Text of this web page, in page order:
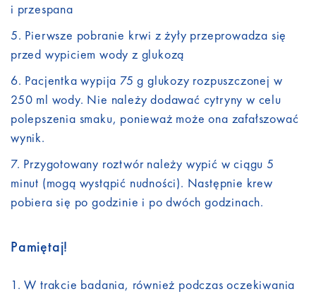
i przespana
Pierwsze pobranie krwi z żyły przeprowadza się
przed wypiciem wody z glukozą
Pacjentka wypija 75 g glukozy rozpuszczonej w
250 ml wody. Nie należy dodawać cytryny w celu
polepszenia smaku, ponieważ może ona zafałszować
wynik.
Przygotowany roztwór należy wypić w ciągu 5
minut (mogą wystąpić nudności). Następnie krew
pobiera się po godzinie i po dwóch godzinach.
Pamiętaj!
W trakcie badania, również podczas oczekiwania